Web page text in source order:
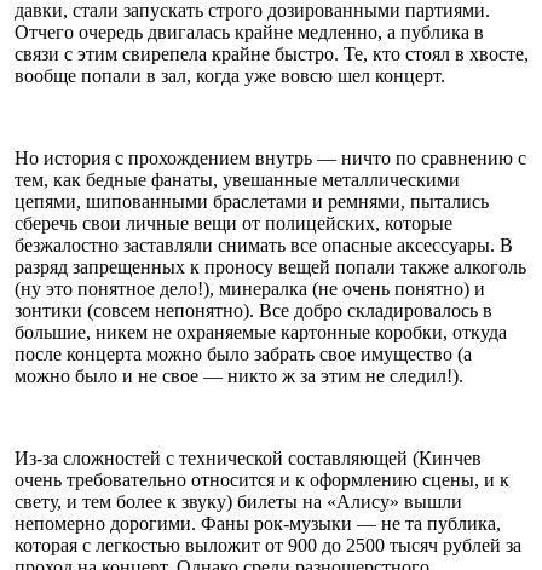
давки, стали запускать строго дозированными партиями.
Отчего очередь двигалась крайне медленно, а публика в
связи с этим свирепела крайне быстро. Те, кто стоял в хвосте,
вообще попали в зал, когда уже вовсю шел концерт.
Но история с прохождением внутрь — ничто по сравнению с
тем, как бедные фанаты, увешанные металлическими
цепями, шипованными браслетами и ремнями, пытались
сберечь свои личные вещи от полицейских, которые
безжалостно заставляли снимать все опасные аксессуары. В
разряд запрещенных к проносу вещей попали также алкоголь
(ну это понятное дело!), минералка (не очень понятно) и
зонтики (совсем непонятно). Все добро складировалось в
большие, никем не охраняемые картонные коробки, откуда
после концерта можно было забрать свое имущество (а
можно было и не свое — никто ж за этим не следил!).
Из-за сложностей с технической составляющей (Кинчев
очень требовательно относится и к оформлению сцены, и к
свету, и тем более к звуку) билеты на «Алису» вышли
непомерно дорогими. Фаны рок-музыки — не та публика,
которая с легкостью выложит от 900 до 2500 тысяч рублей за